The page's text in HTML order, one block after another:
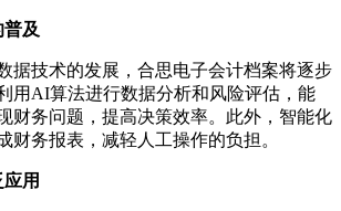
普及
据技术的发展，合思电子会计档案将逐步
用AI算法进行数据分析和风险评估，能
财务问题，提高决策效率。此外，智能化
财务报表，减轻人工操作的负担。
应用